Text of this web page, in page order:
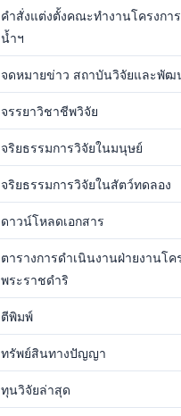
คำสั่งแต่งตั้งคณะทำงานโครงกา
น้ำฯ
จดหมายข่าว สถาบันวิจัยและพัฒ
จรรยาวิชาชีพวิจัย
จริยธรรมการวิจัยในมนุษย์
จริยธรรมการวิจัยในสัตว์ทดลอง
ดาวน์โหลดเอกสาร
ตารางการดำเนินงานฝ่ายงานโค
พระราชดำริ
ตีพิมพ์
ทรัพย์สินทางปัญญา
ทุนวิจัยล่าสุด